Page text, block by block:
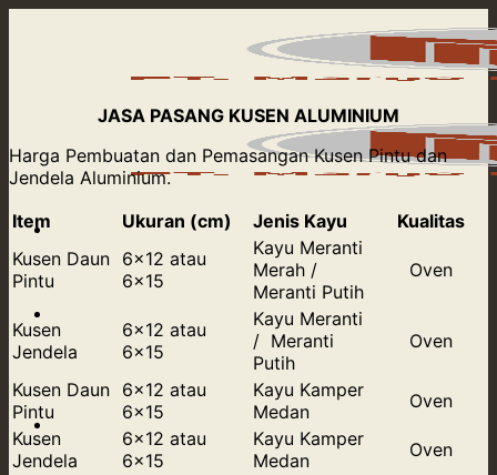
JASA PASANG KUSEN ALUMINIUM
Harga Pembuatan dan Pemasangan Kusen Pintu dan
Jendela Aluminium.
Item
Ukuran (cm) Jenis Kayu
Kualitas
Kusen Daun
Pintu
6×12 atau
6×15
Kayu Meranti
Merah /
Meranti Putih
Oven
Kusen
Jendela
6×12 atau
6×15
Kayu Meranti
/ Meranti
Putih
Oven
Kusen Daun
Pintu
6×12 atau
6×15
Kayu Kamper
Medan
Oven
Kusen
Jendela
6×12 atau
6×15
Kayu Kamper
Medan
Oven